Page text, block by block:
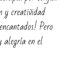
y creatividad
Pero
alegría en el